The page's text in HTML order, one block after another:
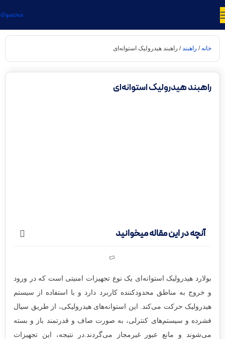
خانه راهبند راهبند هیدرولیک استوانه‌ای
راهبند هیدرولیک استوانه‌ای
آنچه در این مقاله میخوانید
بولارد هیدرولیک استوانه‌ای یک نوع تجهیزات امنیتی است که در ورود
و خروج به مناطق محدودکننده کاربرد دارد و با استفاده از سیستم
هیدرولیک حرکت می‌کند. این استوانه‌های هیدرولیکی، از طریق سیال
فشرده و سیستم‌های کنترلی، به صورت صاف و قدرتمند باز و بسته
می‌شوند و مانع عبور غیرمجاز می‌گردند.در نتیجه، این تجهیزات